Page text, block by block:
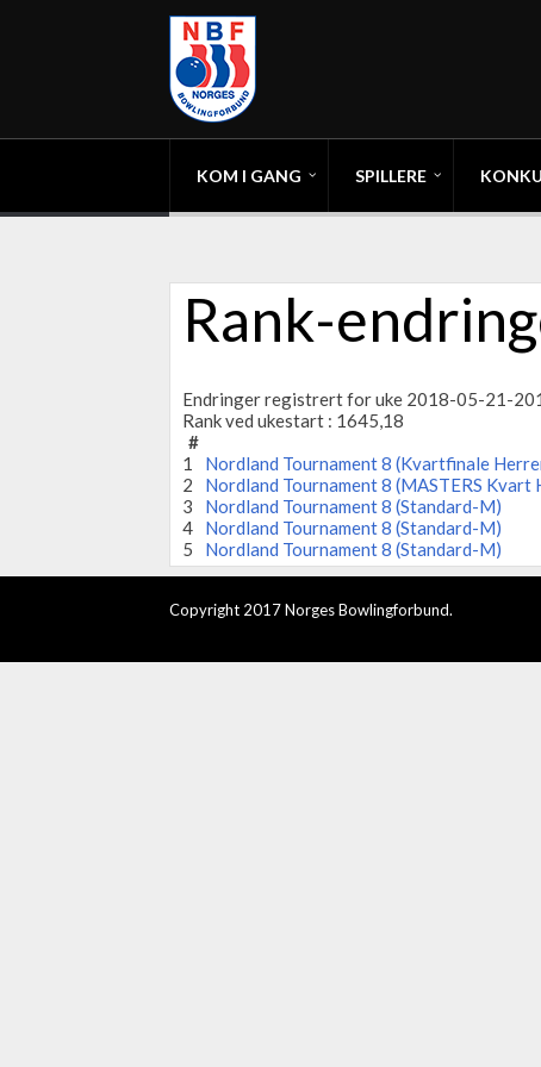
KOM I GANG SPILLERE
Rank-
Endringer registrert for uke 2018-05-21-
Rank ved ukestart : 1645,18
#
1
Nordland Tournament 8 (Kvartfinale
2
Nordland Tournament 8 (MASTERS Kvart
3
Nordland Tournament 8 (Standard-M)
4
Nordland Tournament 8 (Standard-M)
5
Nordland Tournament 8 (Standard-M)
Copyright 2017 Norges Bowlingforbund.